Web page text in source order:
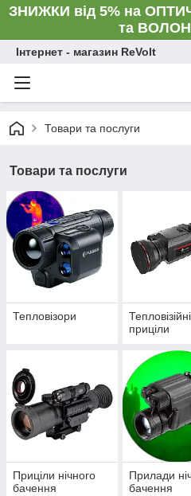
ЗНИЖКИ від 5% на
та
Інтернет - магазин ReVolt
Товари та послуги
Товари та послуги
Тепловізори
Тепловізійні
приціли
Приціли нічного
бачення
Прилади
бачення